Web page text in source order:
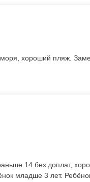
хороший пляж.
14 без доплат,
младше 3 лет.